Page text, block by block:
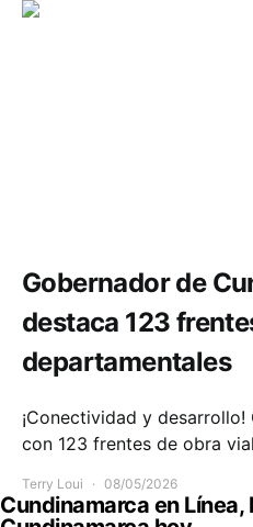
Gobernador de
destaca 123
departamentales
¡Conectividad y desarrollo!
con 123 frentes de obra
Terry Loui 08/05/2026
Cundinamarca en Línea,